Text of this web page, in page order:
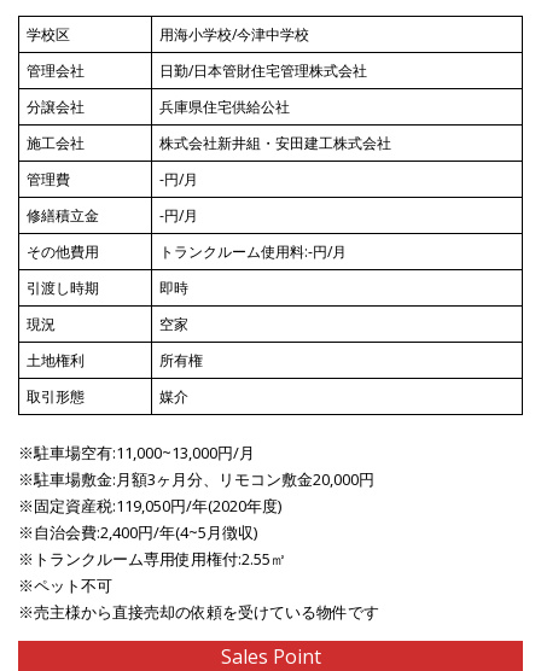
学校区
用海小学校/今津中学校
管理会社
日勤/日本管財住宅管理株式会社
分譲会社
兵庫県住宅供給公社
施工会社
株式会社新井組・安田建工株式会社
管理費
-円/月
修繕積立金
-円/月
その他費用
トランクルーム使用料:-円/月
引渡し時期
即時
現況
空家
土地権利
所有権
取引形態
媒介
※駐車場空有:11,000~13,000円/月
※駐車場敷金:月額3ヶ月分、リモコン敷金20,000円
※固定資産税:119,050円/年(2020年度)
※自治会費:2,400円/年(4~5月徴収)
※トランクルーム専用使用権付:2.55㎡
※ペット不可
※売主様から直接売却の依頼を受けている物件です
Sales Point